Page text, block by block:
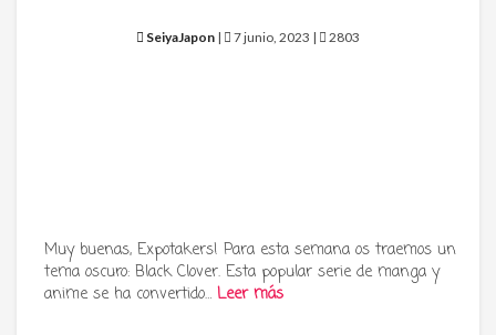
SeiyaJapon | 7 junio, 2023 | 2803
Muy buenas, Expotakers! Para esta semana os traemos un
tema oscuro: Black Clover. Esta popular serie de manga y
anime se ha convertido… Leer más